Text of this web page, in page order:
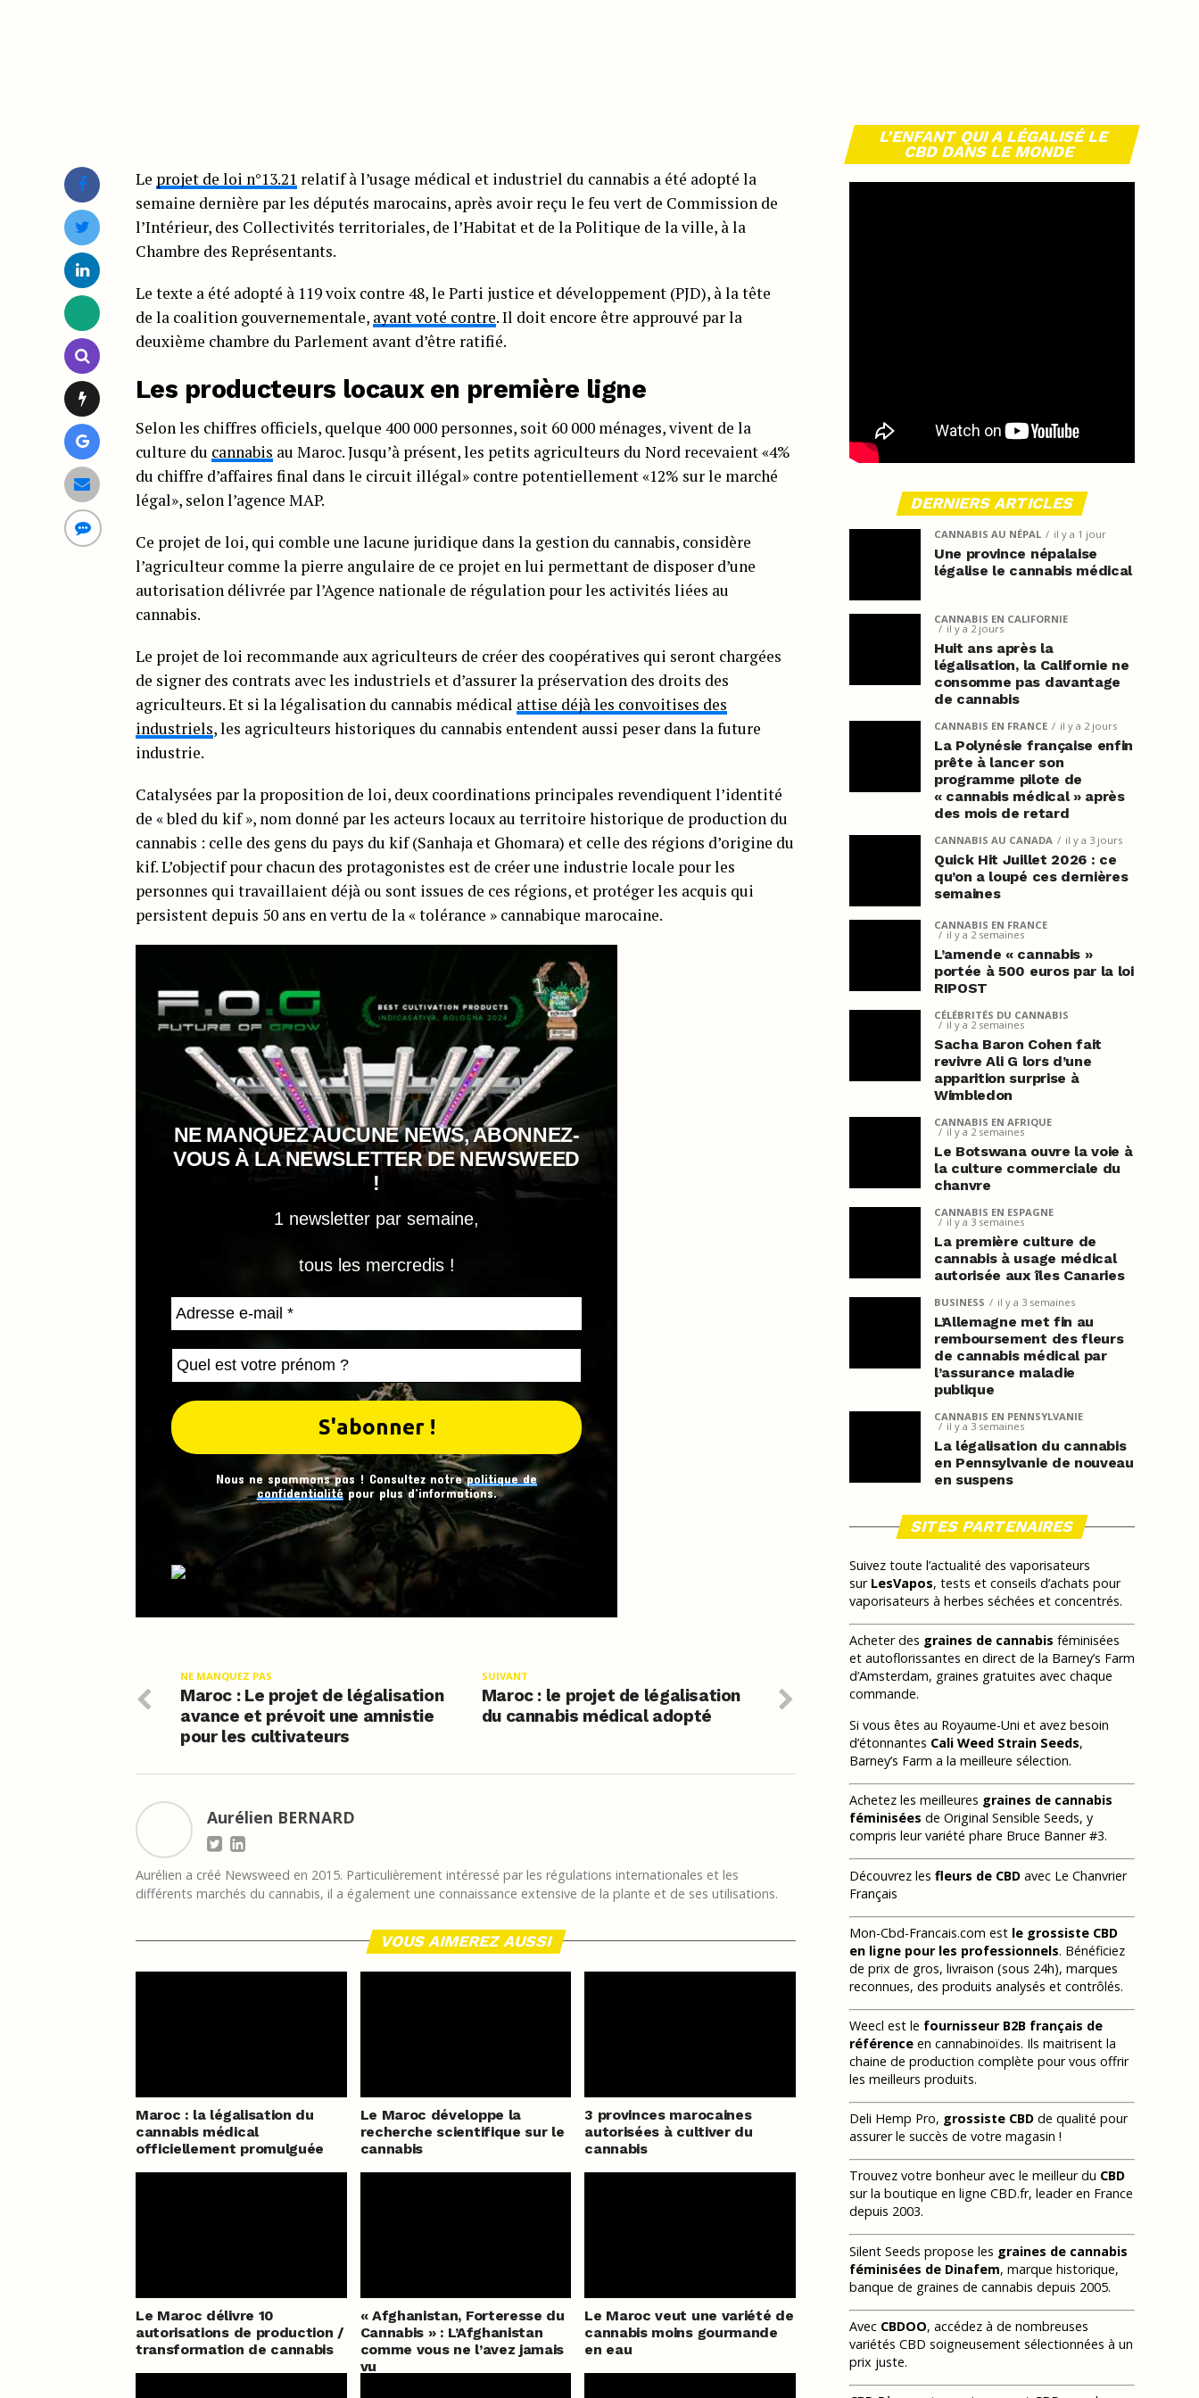
Le projet de loi n°13.21 relatif à l’usage médical et industriel du cannabis a été adopté la
semaine dernière par les députés marocains, après avoir reçu le feu vert de Commission de
l’Intérieur, des Collectivités territoriales, de l’Habitat et de la Politique de la ville, à la
Chambre des Représentants.
Le texte a été adopté à 119 voix contre 48, le Parti justice et développement (PJD), à la tête
de la coalition gouvernementale, ayant voté contre. Il doit encore être approuvé par la
deuxième chambre du Parlement avant d’être ratifié.
Les producteurs locaux en première ligne
Selon les chiffres officiels, quelque 400 000 personnes, soit 60 000 ménages, vivent de la
culture du cannabis au Maroc. Jusqu’à présent, les petits agriculteurs du Nord recevaient «4%
du chiffre d’affaires final dans le circuit illégal» contre potentiellement «12% sur le marché
légal», selon l’agence MAP.
Ce projet de loi, qui comble une lacune juridique dans la gestion du cannabis, considère
l’agriculteur comme la pierre angulaire de ce projet en lui permettant de disposer d’une
autorisation délivrée par l’Agence nationale de régulation pour les activités liées au
cannabis.
Le projet de loi recommande aux agriculteurs de créer des coopératives qui seront chargées
de signer des contrats avec les industriels et d’assurer la préservation des droits des
agriculteurs. Et si la légalisation du cannabis médical attise déjà les convoitises des
industriels, les agriculteurs historiques du cannabis entendent aussi peser dans la future
industrie.
Catalysées par la proposition de loi, deux coordinations principales revendiquent l’identité
de « bled du kif », nom donné par les acteurs locaux au territoire historique de production du
cannabis : celle des gens du pays du kif (Sanhaja et Ghomara) et celle des régions d’origine du
kif. L’objectif pour chacun des protagonistes est de créer une industrie locale pour les
personnes qui travaillaient déjà ou sont issues de ces régions, et protéger les acquis qui
persistent depuis 50 ans en vertu de la « tolérance » cannabique marocaine.
NE MANQUEZ AUCUNE NEWS, ABONNEZ-
VOUS À LA NEWSLETTER DE NEWSWEED
!
1 newsletter par semaine,
tous les mercredis !
Nous ne spammons pas ! Consultez notrepolitique de
confidentialitépour plus d’informations.
SUIVANT
Maroc : le projet de légalisation
du cannabis médical adopté
NE MANQUEZ PAS
Maroc : Le projet de légalisation
avance et prévoit une amnistie
pour les cultivateurs
Aurélien BERNARD
Aurélien a créé Newsweed en 2015. Particulièrement intéressé par les régulations internationales et les
différents marchés du cannabis, il a également une connaissance extensive de la plante et de ses utilisations.
VOUS AIMEREZ AUSSI
Maroc : la légalisation du
cannabis médical
officiellement promulguée
Le Maroc développe la
recherche scientifique sur le
cannabis
3 provinces marocaines
autorisées à cultiver du
cannabis
Le Maroc délivre 10
autorisations de production /
transformation de cannabis
« Afghanistan, Forteresse du
Cannabis » : L’Afghanistan
comme vous ne l’avez jamais
vu
Le Maroc veut une variété de
cannabis moins gourmande
en eau
L’ENFANT QUI A LÉGALISÉ LE
CBD DANS LE MONDE
DERNIERS ARTICLES
CANNABIS AU NÉPAL il y a 1 jour
Une province népalaise
légalise le cannabis médical
CANNABIS EN CALIFORNIE
il y a 2 jours
Huit ans après la
légalisation, la Californie ne
consomme pas davantage
de cannabis
CANNABIS EN FRANCE il y a 2 jours
La Polynésie française enfin
prête à lancer son
programme pilote de
« cannabis médical » après
des mois de retard
CANNABIS AU CANADA il y a 3 jours
Quick Hit Juillet 2026 : ce
qu’on a loupé ces dernières
semaines
CANNABIS EN FRANCE
il y a 2 semaines
L’amende « cannabis »
portée à 500 euros par la loi
RIPOST
CÉLÉBRITÉS DU CANNABIS
il y a 2 semaines
Sacha Baron Cohen fait
revivre Ali G lors d’une
apparition surprise à
Wimbledon
CANNABIS EN AFRIQUE
il y a 2 semaines
Le Botswana ouvre la voie à
la culture commerciale du
chanvre
CANNABIS EN ESPAGNE
il y a 3 semaines
La première culture de
cannabis à usage médical
autorisée aux îles Canaries
BUSINESS il y a 3 semaines
L’Allemagne met fin au
remboursement des fleurs
de cannabis médical par
l’assurance maladie
publique
CANNABIS EN PENNSYLVANIE
il y a 3 semaines
La légalisation du cannabis
en Pennsylvanie de nouveau
en suspens
SITES PARTENAIRES
Suivez toute l’actualité des vaporisateurs
sur LesVapos, tests et conseils d’achats pour
vaporisateurs à herbes séchées et concentrés.
Acheter des graines de cannabis féminisées
et autoflorissantes en direct de la Barney’s Farm
d’Amsterdam, graines gratuites avec chaque
commande.
Si vous êtes au Royaume-Uni et avez besoin
d’étonnantes Cali Weed Strain Seeds,
Barney’s Farm a la meilleure sélection.
Achetez les meilleures graines de cannabis
féminisées de Original Sensible Seeds, y
compris leur variété phare Bruce Banner #3.
Découvrez les fleurs de CBD avec Le Chanvrier
Français
Mon-Cbd-Francais.com est le grossiste CBD
en ligne pour les professionnels. Bénéficiez
de prix de gros, livraison (sous 24h), marques
reconnues, des produits analysés et contrôlés.
Weecl est le fournisseur B2B français de
référence en cannabinoïdes. Ils maitrisent la
chaine de production complète pour vous offrir
les meilleurs produits.
Deli Hemp Pro, grossiste CBD de qualité pour
assurer le succès de votre magasin !
Trouvez votre bonheur avec le meilleur du CBD
sur la boutique en ligne CBD.fr, leader en France
depuis 2003.
Silent Seeds propose les graines de cannabis
féminisées de Dinafem, marque historique,
banque de graines de cannabis depuis 2005.
Avec CBDOO, accédez à de nombreuses
variétés CBD soigneusement sélectionnées à un
prix juste.